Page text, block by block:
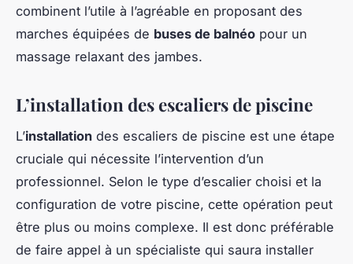
combinent l’utile à l’agréable en proposant des
marches équipées de buses de balnéo pour un
massage relaxant des jambes.
L’installation des escaliers de piscine
L’installation des escaliers de piscine est une étape
cruciale qui nécessite l’intervention d’un
professionnel. Selon le type d’escalier choisi et la
configuration de votre piscine, cette opération peut
être plus ou moins complexe. Il est donc préférable
de faire appel à un spécialiste qui saura installer